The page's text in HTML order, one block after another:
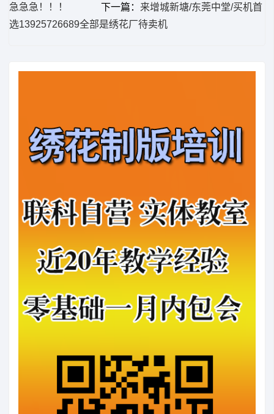
急急急！！！
下一篇： 来增城新塘/东莞中堂/买机首
选13925726689全部是绣花厂待卖机